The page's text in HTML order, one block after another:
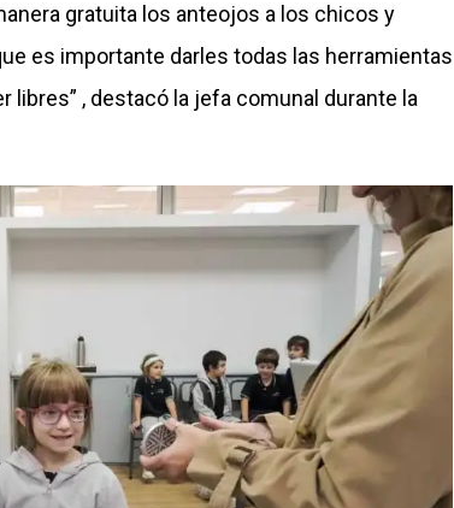
gratuita los anteojos a los chicos y
es importante darles todas las herramientas
libres” , destacó la jefa comunal durante la